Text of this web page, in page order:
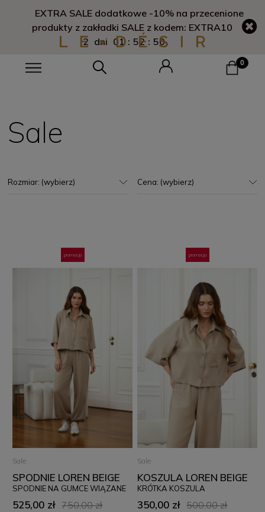
Darmowa dostawa od 1000 zł
Sale
Rozmiar: (wybierz) Cena: (wybierz)
Sale
SPODNIE LOREN BEIGE
SPODNIE NA GUMCE WIĄZANE
525,00 zł 750,00 zł
promocja
Sale
KOSZULA LOREN BEIGE
KRÓTKA KOSZULA
350,00 zł 500,00 zł
promocja